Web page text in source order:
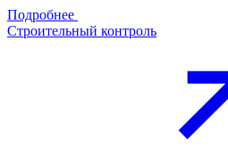
Подробнее
Строительный контроль